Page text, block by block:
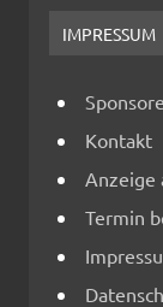
IMPRESSUM
Kontakt
Anzeige
Termin